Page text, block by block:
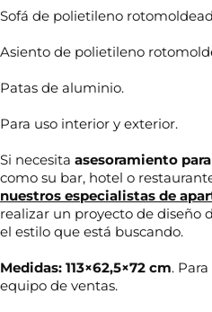
Sofá de polietileno
Asiento de polietileno
Patas de aluminio.
Para uso interior y exterior.
Si necesita asesoramiento
como su bar, hotel o
nuestros especialistas de
realizar un proyecto de diseño
el estilo que está buscando.
Medidas: 113×62,5×72 cm.
equipo de ventas.